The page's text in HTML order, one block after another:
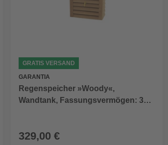
GRATIS VERSAND
GARANTIA
Regenspeicher »Woody«,
Wandtank, Fassungsvermögen: 300
329,00 €